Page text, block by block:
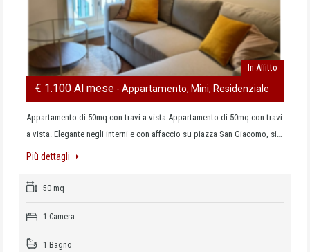
In Affitto
€ 1.100 Al mese - Appartamento, Mini, Residenziale
Appartamento di 50mq con travi a vista Appartamento di 50mq con travi
a vista. Elegante negli interni e con affaccio su piazza San Giacomo, si…
Più dettagli
50 mq
1 Camera
1 Bagno